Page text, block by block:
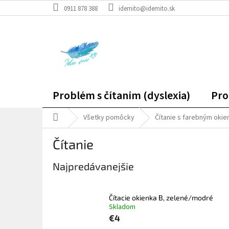
na
0911 878 388 idemito@idemito.sk
Problém s čítaním (dyslexia)
DomovVšetky pomôcky Čítanie s farebným
Čítanie
Najpredávanejšie
Čítacie okienka B, zelené/modré
Skladom
€4